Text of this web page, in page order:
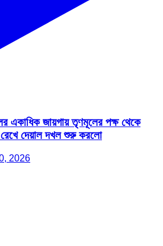
একাধিক জায়গায় তৃণমূলের পক্ষ থেকে
রেখে দেয়াল দখল শুরু করলো
2026